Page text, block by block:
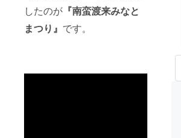
したのが 『南蛮渡来みなと
まつり』 です。